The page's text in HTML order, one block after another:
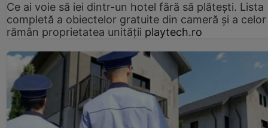
Ce ai voie să iei dintr-un hotel fără să plătești. Lista
completă a obiectelor gratuite din cameră și a
rămân proprietatea unității playtech.ro